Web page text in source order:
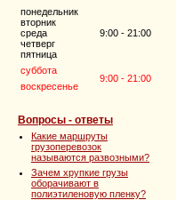
понедельник
вторник
среда
четверг
пятница
9:00 - 21:00
суббота
9:00 - 21:00
воскресенье
Вопросы - ответы
Какие маршруты
грузоперевозок
называются развозными?
Зачем хрупкие грузы
оборачивают в
полиэтиленовую пленку?